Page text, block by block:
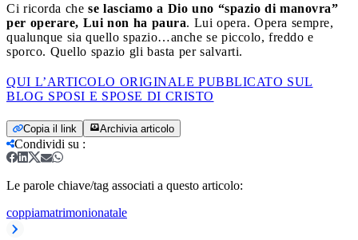
Ci ricorda che se lasciamo a Dio uno “spazio di manovra”
per operare, Lui non ha paura. Lui opera. Opera sempre,
qualunque sia quello spazio…anche se piccolo, freddo e
sporco. Quello spazio gli basta per salvarti.
QUI L’ARTICOLO ORIGINALE PUBBLICATO SUL
BLOG SPOSI E SPOSE DI CRISTO
Copia il link Archivia articolo
Condividi su :
Le parole chiave/tag associati a questo articolo:
coppiamatrimonionatale